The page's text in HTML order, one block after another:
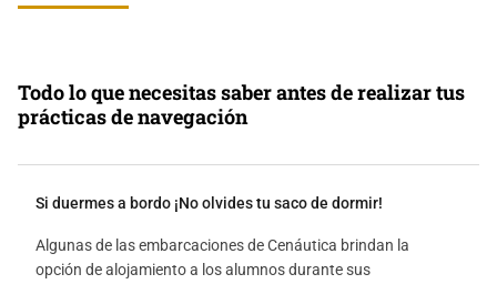
Todo lo que necesitas saber antes de realizar tus
prácticas de navegación
Si duermes a bordo ¡No olvides tu saco de dormir!
Algunas de las embarcaciones de Cenáutica brindan la
opción de alojamiento a los alumnos durante sus